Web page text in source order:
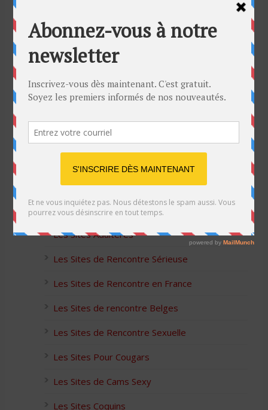
5 idées cadeaux Moulinex pour votre mère
pour l’Action de Grâce
Blague de café: Une femme infidèle trompe
son mari
Listes des Sites de Rencontre
Les Sites Libertins
Les Apps pour les Couples Échangistes
Les Sites Adultères
Les Sites de Rencontre Sérieuse
Les Sites de Rencontre en France
Les Sites de rencontre Belges
Les Sites de Rencontre Sexuelle
Les Sites Pour Cougars
Les Sites de Cams Sexy
Les Sites Coquins